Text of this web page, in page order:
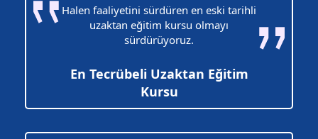
Halen faaliyetini sürdüren en eski tarihli
uzaktan eğitim kursu olmayı
sürdürüyoruz.
En Tecrübeli Uzaktan Eğitim
Kursu